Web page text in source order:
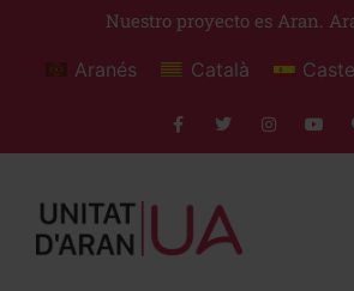
Nuestro proyecto es Aran.
Aranés Català